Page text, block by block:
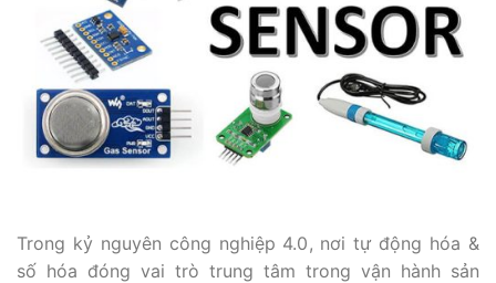
Trong kỷ nguyên công nghiệp 4.0, nơi tự động hóa &
số hóa đóng vai trò trung tâm trong vận hành sản